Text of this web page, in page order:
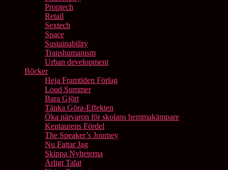
Proptech
Retail
Sextech
Space
Sustainability
Transhumanism
Urban development
Böcker
Heja Framtiden Förlag
Loud Summer
Bara Gjört
Tänka Göra-Effekten
Öka närvaron för skolans hemmakämpare
Kentaurens Fördel
The Speaker’s Journey
Nu Fattar Jag
Skippa Nyheterna
Ärligt Talat